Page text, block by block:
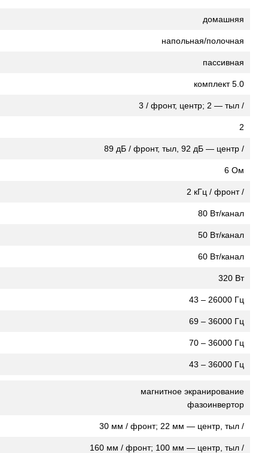
домашняя
напольная/полочная
пасcивная
комплект 5.0
3 / фронт, центр; 2 — тыл /
2
89 дБ / фронт, тыл, 92 дБ — центр /
6 Ом
2 кГц / фронт /
80 Вт/канал
50 Вт/канал
60 Вт/канал
320 Вт
43 – 26000 Гц
69 – 36000 Гц
70 – 36000 Гц
43 – 36000 Гц
магнитное экранирование
фазоинвертор
30 мм / фронт; 22 мм — центр, тыл /
160 мм / фронт; 100 мм — центр, тыл /